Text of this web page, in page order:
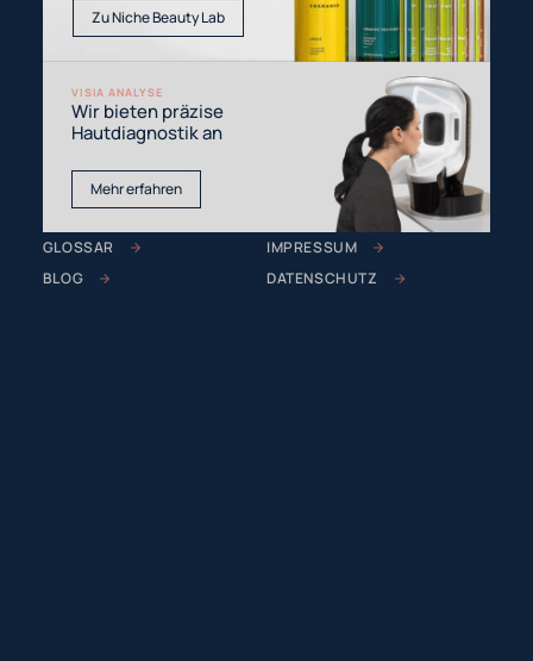
Zu Niche Beauty Lab
VISIA ANALYSE
Wir bieten präzise
Hautdiagnostik an
Mehr erfahren
GLOSSAR
BLOG
IMPRESSUM
DATENSCHUTZ